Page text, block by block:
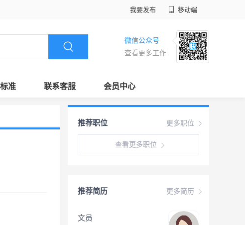
我要发布 移动端
微信公众号
查看更多工作
准 联系客服 会员中心
更多职位
推荐职位
查看更多职位
更多简历
推荐简历
文员